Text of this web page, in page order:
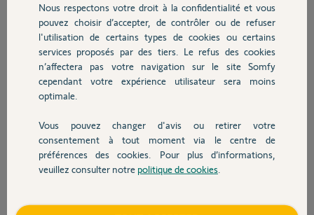
Chauffage
Autres produits
Devis avec un pro
Contact
Réponses
bonjour guillaume
mais ou trouver mes identifiants j'ai mon adresse mail et mon mot de
minuscules @# ?je me sent dépassée
francoise T. il y a presque 7 ans
Nous respectons votre droit à la confidentialité et vous
pouvez choisir d’accepter, de contrôler ou de refuser
l'utilisation de certains types de cookies ou certains
services proposés par des tiers. Le refus des cookies
n’affectera pas votre navigation sur le site Somfy
cependant votre expérience utilisateur sera moins
optimale.
Vous pouvez changer d'avis ou retirer votre
consentement à tout moment via le centre de
préférences des cookies. Pour plus d’informations,
veuillez consulter notre politique de cookies